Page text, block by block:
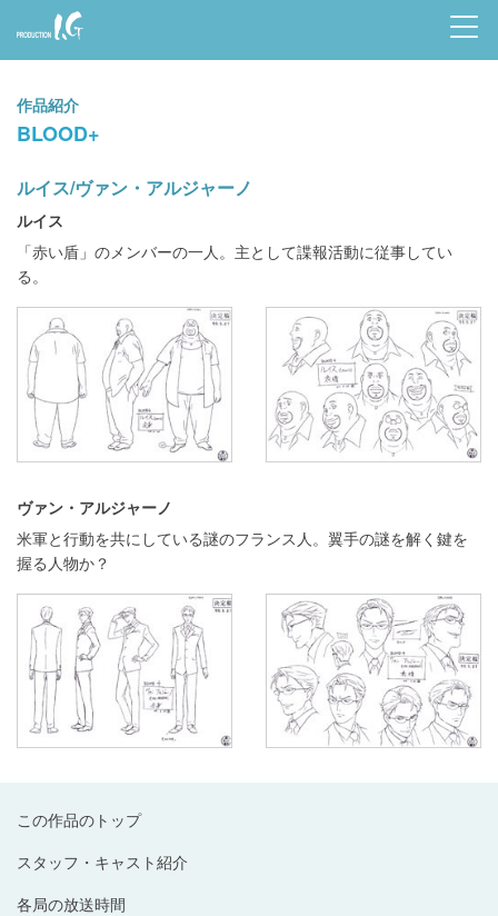
Prod
uctio
n I.G
作品紹介
BLOOD+
この作品のトップ
スタッフ・キャスト紹介
各局の放送時間
ルイス/ヴァン・アルジャーノ
ルイス
「赤い盾」のメンバーの一人。主として諜報活動に従事してい
る。
ヴァン・アルジャーノ
米軍と行動を共にしている謎のフランス人。翼手の謎を解く鍵を
握る人物か？